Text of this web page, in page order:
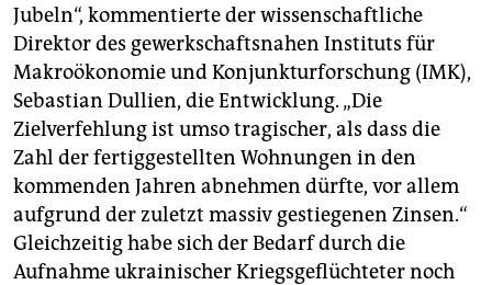
Jubeln“, kommentierte der wissenschaftliche
Direktor des gewerkschaftsnahen Instituts für
Makroökonomie und Konjunkturforschung (IMK),
Sebastian Dullien, die Entwicklung. „Die
Zielverfehlung ist umso tragischer, als dass die
Zahl der fertiggestellten Wohnungen in den
kommenden Jahren abnehmen dürfte, vor allem
aufgrund der zuletzt massiv gestiegenen Zinsen.“
Gleichzeitig habe sich der Bedarf durch die
Aufnahme ukrainischer Kriegsgeflüchteter noch